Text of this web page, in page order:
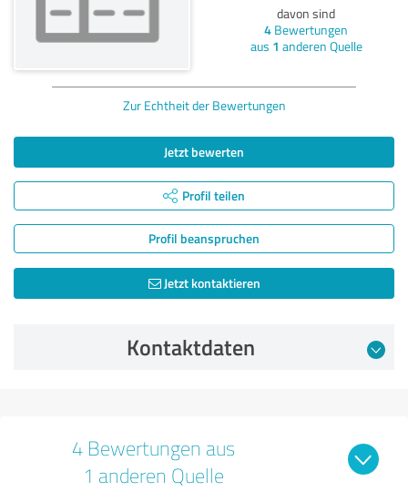
davon sind
4 Bewertungen
aus 1 anderen Quelle
Zur Echtheit der Bewertungen
Jetzt bewerten
Profil teilen
Profil beanspruchen
Jetzt kontaktieren
Kontaktdaten
4 Bewertungen aus
1 anderen Quelle